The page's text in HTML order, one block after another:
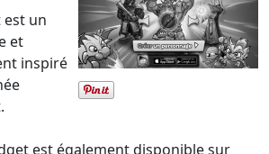
est un
et
inspiré
est également disponible sur